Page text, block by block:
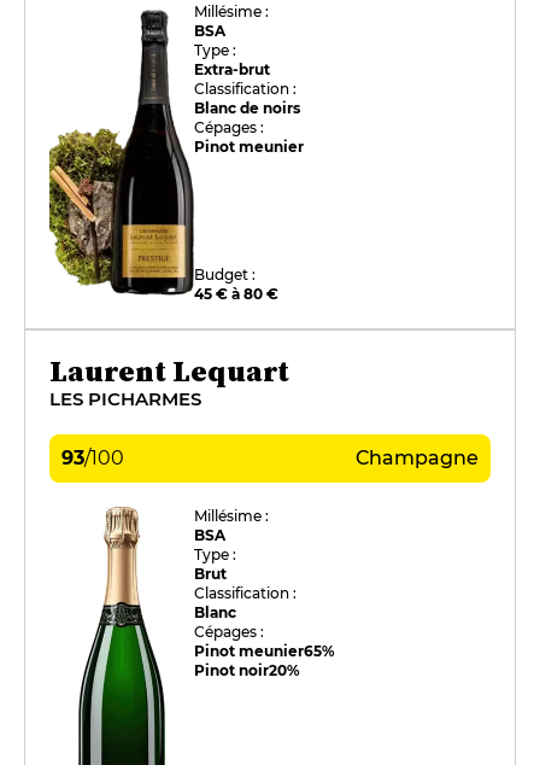
Millésime :
BSA
Type :
Extra-brut
Classification :
Blanc de noirs
Cépages :
Pinot meunier
Budget :
45 € à 80 €
Laurent Lequart
LES PICHARMES
93/100 Champagne
Millésime :
BSA
Type :
Brut
Classification :
Blanc
Cépages :
Pinot meunier65%
Pinot noir20%